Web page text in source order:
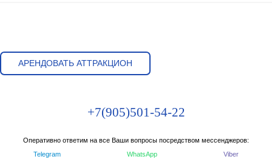
АРЕНДОВАТЬ АТТРАКЦИОН
+7(905)501-54-22
Оперативно ответим на все Ваши вопросы посредством мессенджеров:
Telegram
WhatsApp Viber